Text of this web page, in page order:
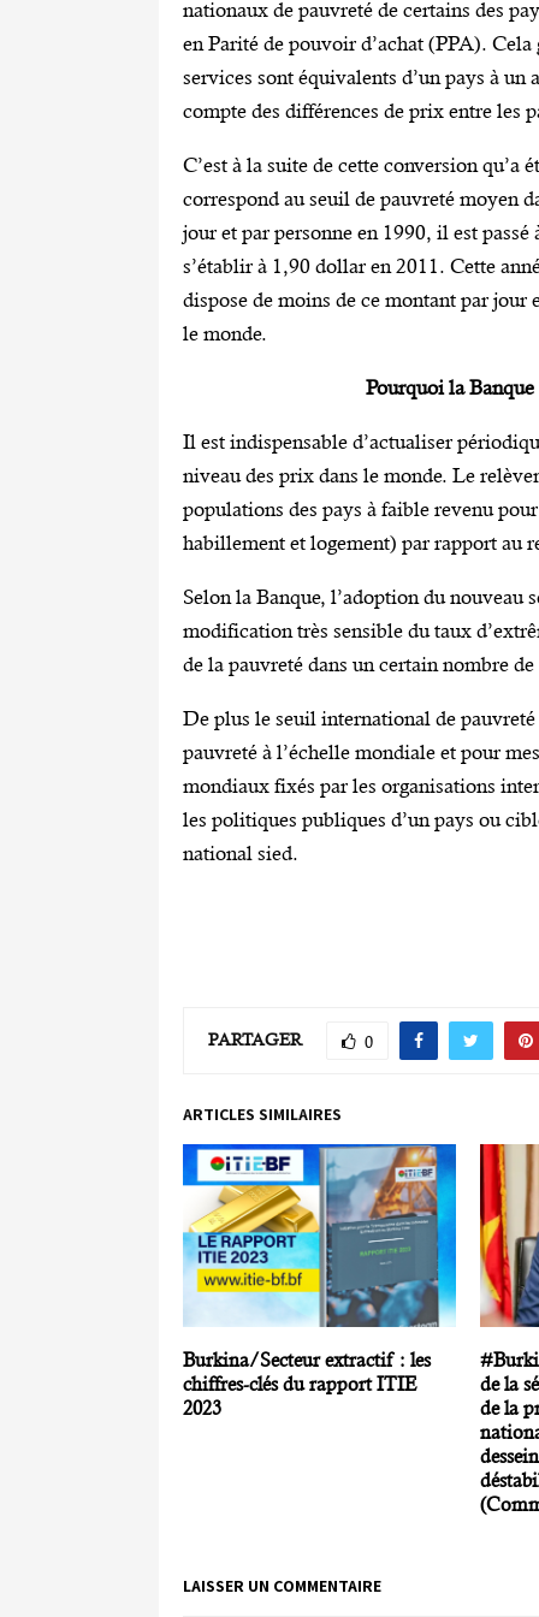
nationaux de pauvreté de certains des
en Parité de pouvoir d’achat (PPA).
services sont équivalents d’un pays à
compte des différences de prix entre les
C’est à la suite de cette conversion
correspond au seuil de pauvreté moyen
jour et par personne en 1990, il est
s’établir à 1,90 dollar en 2011. Cette
dispose de moins de ce montant par jour
le monde.
Pourquoi la
Il est indispensable d’actualiser
niveau des prix dans le monde. Le
populations des pays à faible revenu
habillement et logement) par rapport au
Selon la Banque, l’adoption du nouveau
modification très sensible du taux
de la pauvreté dans un certain nombre
De plus le seuil international de
pauvreté à l’échelle mondiale et pour
mondiaux fixés par les organisations
les politiques publiques d’un pays ou
national sied.
PARTAGER 0
ARTICLES SIMILAIRES
Burkina/Secteur extractif : les
chiffres-clés du rapport ITIE
2023
de la
de la
LAISSER UN COMMENTAIRE